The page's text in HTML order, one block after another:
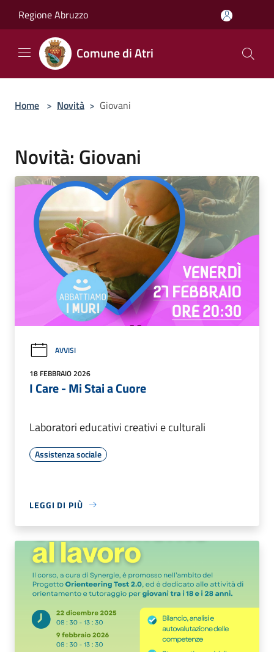
Regione Abruzzo
Comune di Atri
Home > Novità > Giovani
Novità: Giovani
AVVISI
18 FEBBRAIO 2026
I Care - Mi Stai a Cuore
Laboratori educativi creativi e culturali
Assistenza sociale
LEGGI DI PIÙ